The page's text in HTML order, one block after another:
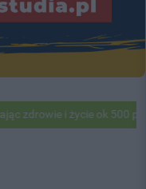
i życie ok 500